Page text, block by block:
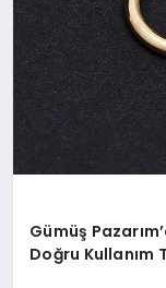
Gümüş
Doğru Kullanım